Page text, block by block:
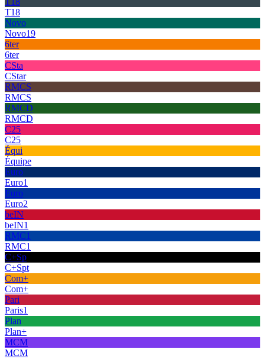
T18
Novo
Novo19
6ter
6ter
CSta
CStar
RMCS
RMCS
RMCD
RMCD
C25
C25
Équi
Équipe
Euro
Euro1
Euro
Euro2
beIN
beIN1
RMC1
RMC1
C+Sp
C+Spt
Com+
Com+
Pari
Paris1
Plan
Plan+
MCM
MCM